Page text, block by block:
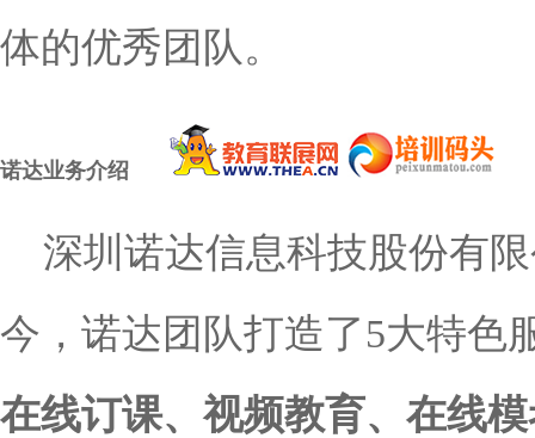
体的优秀团队。
诺达业务介绍
深圳诺达信息科技股份有
今，诺达团队打造了5大特色
在线订课、视频教育、在线